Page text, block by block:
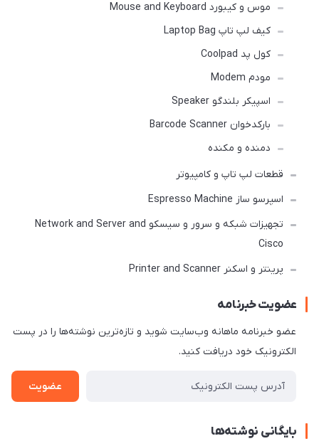
موس و کیبورد Mouse and Keyboard
کیف لپ تاپ Laptop Bag
کول پد Coolpad
مودم Modem
اسپیکر بلندگو Speaker
بارکدخوان Barcode Scanner
دمنده و مکنده
قطعات لپ تاپ و کامپیوتر
اسپرسو ساز Espresso Machine
تجهیزات شبکه و سرور و سیسکو Network and Server and
Cisco
پرینتر و اسکنر Printer and Scanner
عضویت خبرنامه
عضو خبرنامه ماهانه وب‌سایت شوید و تازه‌ترین نوشته‌ها را در پست
الکترونیک خود دریافت کنید.
عضویت
بایگانی نوشته‌ها